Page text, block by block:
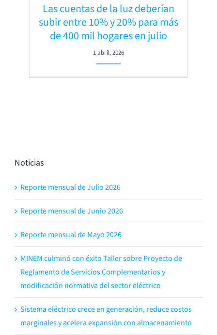
Las cuentas de la luz deberían
subir entre 10% y 20% para más
de 400 mil hogares en julio
1 abril, 2026
Noticias
Reporte mensual de Julio 2026
Reporte mensual de Junio 2026
Reporte mensual de Mayo 2026
MINEM culminó con éxito Taller sobre Proyecto de
Reglamento de Servicios Complementarios y
modificación normativa del sector eléctrico
Sistema eléctrico crece en generación, reduce costos
marginales y acelera expansión con almacenamiento